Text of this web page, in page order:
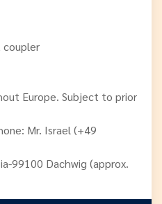
coupler
Europe. Subject to prior
Mr. Israel (+49
99100 Dachwig (approx.